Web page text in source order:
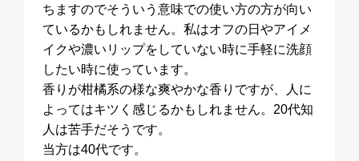
ちますのでそういう意味での使い方の方が向い
ているかもしれません。私はオフの日やアイメ
イクや濃いリップをしていない時に手軽に洗顔
したい時に使っています。
香りが柑橘系の様な爽やかな香りですが、人に
よってはキツく感じるかもしれません。20代知
人は苦手だそうです。
当方は40代です。